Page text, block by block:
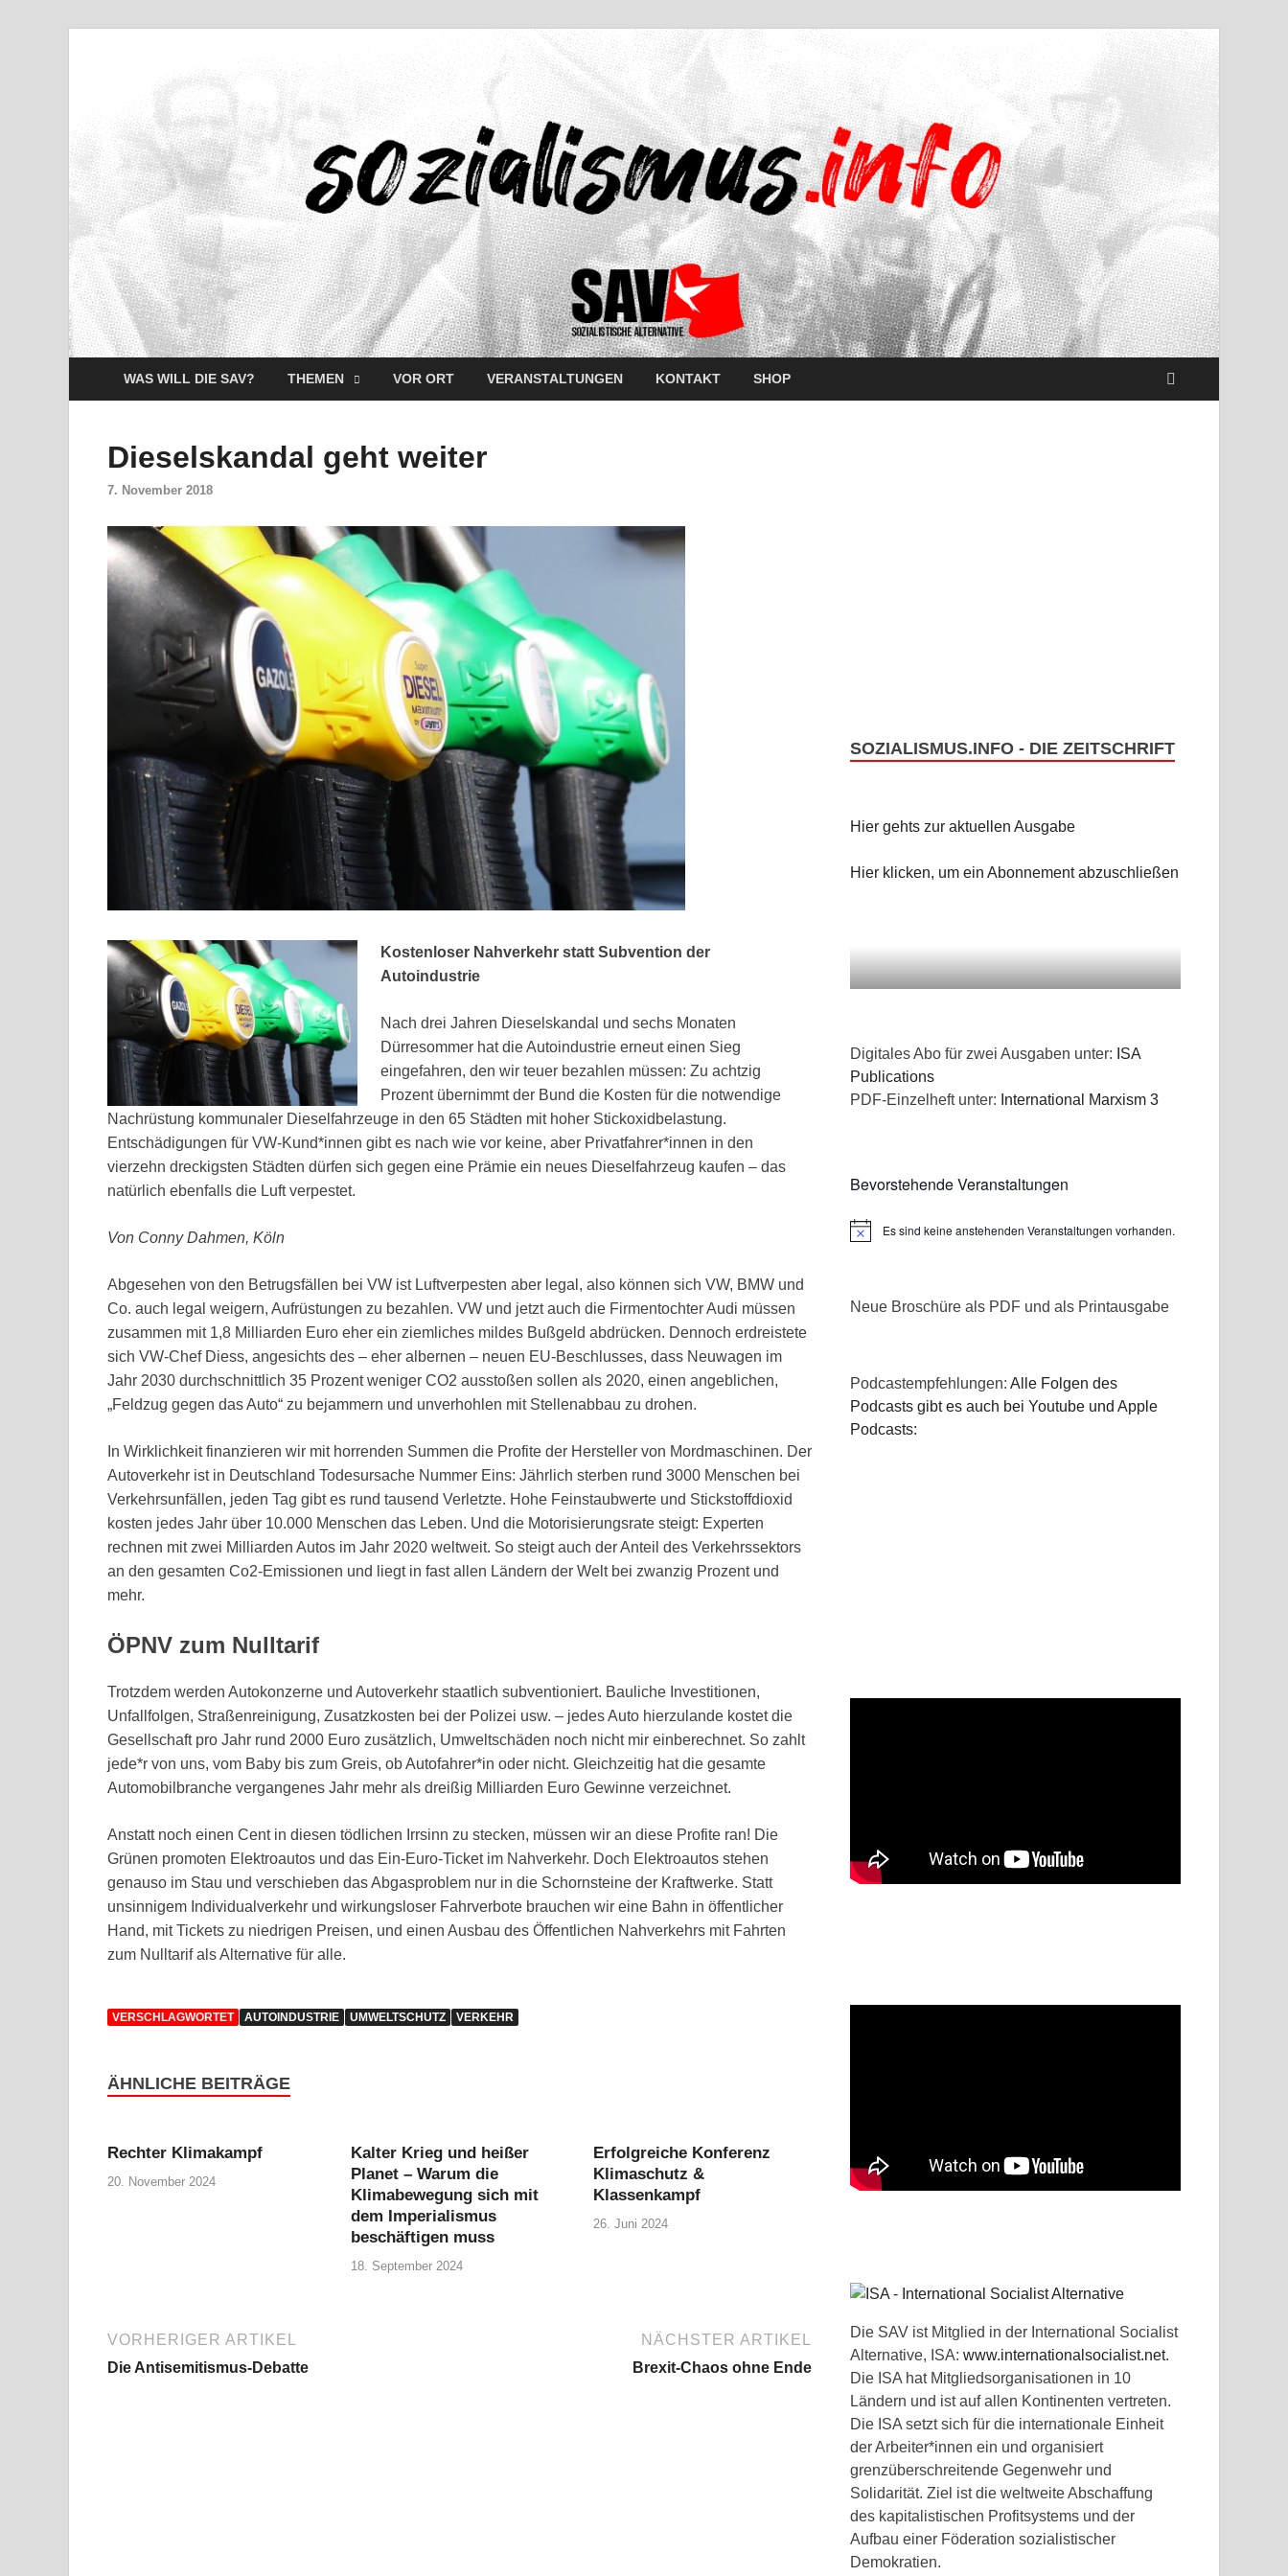
WAS WILL DIE SAV? THEMEN VOR ORT VERANSTALTUNGEN KONTAKT SHOP
Dieselskandal geht weiter
7. November 2018
Kostenloser Nahverkehr statt Subvention der
Autoindustrie
Nach drei Jahren Dieselskandal und sechs Monaten
Dürresommer hat die Autoindustrie erneut einen Sieg
eingefahren, den wir teuer bezahlen müssen: Zu achtzig
Prozent übernimmt der Bund die Kosten für die notwendige
Nachrüstung kommunaler Dieselfahrzeuge in den 65 Städten mit hoher Stickoxidbelastung.
Entschädigungen für VW-Kund*innen gibt es nach wie vor keine, aber Privatfahrer*innen in den
vierzehn dreckigsten Städten dürfen sich gegen eine Prämie ein neues Dieselfahrzeug kaufen – das
natürlich ebenfalls die Luft verpestet.
Von Conny Dahmen, Köln
Abgesehen von den Betrugsfällen bei VW ist Luftverpesten aber legal, also können sich VW, BMW und
Co. auch legal weigern, Aufrüstungen zu bezahlen. VW und jetzt auch die Firmentochter Audi müssen
zusammen mit 1,8 Milliarden Euro eher ein ziemliches mildes Bußgeld abdrücken. Dennoch erdreistete
sich VW-Chef Diess, angesichts des – eher albernen – neuen EU-Beschlusses, dass Neuwagen im
Jahr 2030 durchschnittlich 35 Prozent weniger CO2 ausstoßen sollen als 2020, einen angeblichen,
„Feldzug gegen das Auto“ zu bejammern und unverhohlen mit Stellenabbau zu drohen.
In Wirklichkeit finanzieren wir mit horrenden Summen die Profite der Hersteller von Mordmaschinen. Der
Autoverkehr ist in Deutschland Todesursache Nummer Eins: Jährlich sterben rund 3000 Menschen bei
Verkehrsunfällen, jeden Tag gibt es rund tausend Verletzte. Hohe Feinstaubwerte und Stickstoffdioxid
kosten jedes Jahr über 10.000 Menschen das Leben. Und die Motorisierungsrate steigt: Experten
rechnen mit zwei Milliarden Autos im Jahr 2020 weltweit. So steigt auch der Anteil des Verkehrssektors
an den gesamten Co2-Emissionen und liegt in fast allen Ländern der Welt bei zwanzig Prozent und
mehr.
ÖPNV zum Nulltarif
Trotzdem werden Autokonzerne und Autoverkehr staatlich subventioniert. Bauliche Investitionen,
Unfallfolgen, Straßenreinigung, Zusatzkosten bei der Polizei usw. – jedes Auto hierzulande kostet die
Gesellschaft pro Jahr rund 2000 Euro zusätzlich, Umweltschäden noch nicht mir einberechnet. So zahlt
jede*r von uns, vom Baby bis zum Greis, ob Autofahrer*in oder nicht. Gleichzeitig hat die gesamte
Automobilbranche vergangenes Jahr mehr als dreißig Milliarden Euro Gewinne verzeichnet.
Anstatt noch einen Cent in diesen tödlichen Irrsinn zu stecken, müssen wir an diese Profite ran! Die
Grünen promoten Elektroautos und das Ein-Euro-Ticket im Nahverkehr. Doch Elektroautos stehen
genauso im Stau und verschieben das Abgasproblem nur in die Schornsteine der Kraftwerke. Statt
unsinnigem Individualverkehr und wirkungsloser Fahrverbote brauchen wir eine Bahn in öffentlicher
Hand, mit Tickets zu niedrigen Preisen, und einen Ausbau des Öffentlichen Nahverkehrs mit Fahrten
zum Nulltarif als Alternative für alle.
VERSCHLAGWORTET AUTOINDUSTRIE UMWELTSCHUTZ VERKEHR
ÄHNLICHE BEITRÄGE
Rechter Klimakampf
20. November 2024
Kalter Krieg und heißer
Planet – Warum die
Klimabewegung sich mit
dem Imperialismus
beschäftigen muss
18. September 2024
Erfolgreiche Konferenz
Klimaschutz &
Klassenkampf
26. Juni 2024
VORHERIGER ARTIKEL
Die Antisemitismus-Debatte
NÄCHSTER ARTIKEL
Brexit-Chaos ohne Ende
SOZIALISMUS.INFO - DIE ZEITSCHRIFT
Hier gehts zur aktuellen Ausgabe
Hier klicken, um ein Abonnement abzuschließen
Digitales Abo für zwei Ausgaben unter: ISA
Publications
PDF-Einzelheft unter: International Marxism 3
Bevorstehende Veranstaltungen
HinweisEs sind keine anstehenden Veranstaltungen vorhanden.
Neue Broschüre als PDF und als Printausgabe
Podcastempfehlungen:Alle Folgen des
Podcasts gibt es auch bei Youtube und Apple
Podcasts:
Die SAV ist Mitglied in der International Socialist
Alternative, ISA:www.internationalsocialist.net.
Die ISA hat Mitgliedsorganisationen in 10
Ländern und ist auf allen Kontinenten vertreten.
Die ISA setzt sich für die internationale Einheit
der Arbeiter*innen ein und organisiert
grenzüberschreitende Gegenwehr und
Solidarität. Ziel ist die weltweite Abschaffung
des kapitalistischen Profitsystems und der
Aufbau einer Föderation sozialistischer
Demokratien.